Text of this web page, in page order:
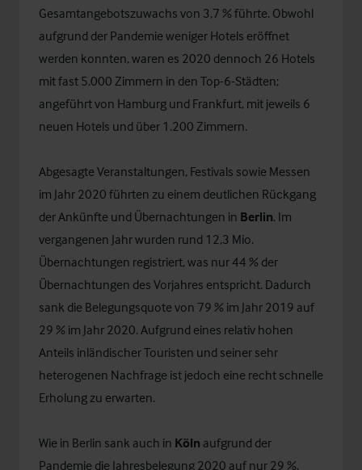
Gesamtangebotszuwachs von 3,7 % führte. Obwohl
aufgrund der Pandemie weniger Hotels eröffnet
werden konnten, waren es 2020 dennoch 26 Hotels
mit fast 5.000 Zimmern in den Top-6-Städten;
angeführt von Hamburg und Frankfurt, mit jeweils 6
neuen Hotels und über 1.200 Zimmern.
Abgesagte Veranstaltungen, Festivals sowie Messen
im Jahr 2020 führten zu einem deutlichen Rückgang
der Ankünfte und Übernachtungen in Berlin. Im
vergangenen Jahr wurden rund 12,3 Mio.
Übernachtungen registriert, was nur 44 % der
Übernachtungen des Vorjahres entspricht. Dadurch
sank die Belegungsquote von 79 % im Jahr 2019 auf
29 % im Jahr 2020. Aufgrund eines relativ hohen
Anteils inländischer Touristen und seiner sehr
heterogenen Nachfrage ist jedoch eine recht schnelle
Erholung zu erwarten.
Wie in Berlin sank auch in Köln aufgrund der
Pandemie die Jahresbelegung 2020 auf nur 29 %.